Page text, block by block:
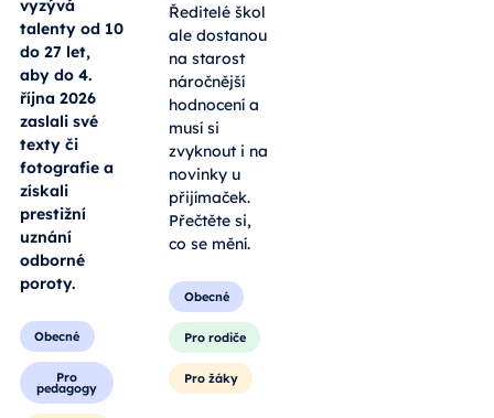
vyzývá
talenty od 10
do 27 let,
aby do 4.
října 2026
zaslali své
texty či
fotografie a
získali
prestižní
uznání
odborné
poroty.
Obecné
Pro
pedagogy
Ředitelé škol
ale dostanou
na starost
náročnější
hodnocení a
musí si
zvyknout i na
novinky u
přijímaček.
Přečtěte si,
co se mění.
Obecné
Pro rodiče
Pro žáky